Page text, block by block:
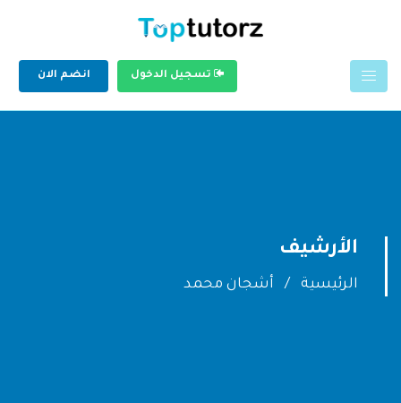
تسجيل الدخول انضم الان
الأرشيف
الرئيسية أشجان محمد